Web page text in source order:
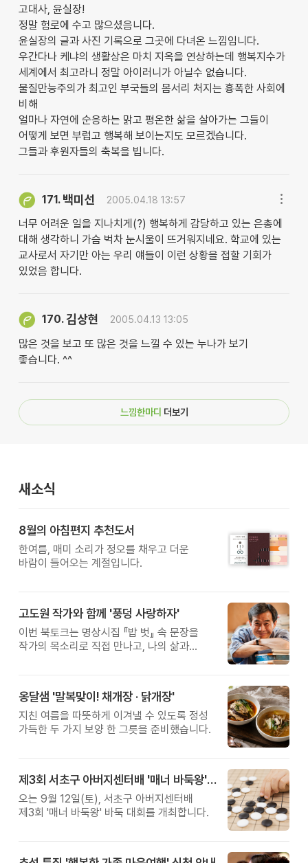
고대사, 윤실장!
정말 험로에 수고 많으셨음니다.
윤실장의 글과 사진 기록으로 그곳에 다녀온 느낌임니다.
우간다나 케냐의 생활상은 마치 지옥을 연상하는데 행복지수가
세계에서 최고라니 정말 아이러니가 아닐수 없습니다.
물질만능주의가 최고인 부국들의 몸서리 처지는 흉폭한 사회에
비해
얼마나 자연에 순응하는 맑고 평온한 삶을 살아가는 그들이
어떻게 보면 부럽고 행복해 보이는지도 모르겠습니다.
그들과 후원자들의 축복을 빕니다.
171. 백미선 2005.04.18 13:57
너무 어려운 일을 지나치게(?) 행복하게 감당하고 있는 은총에
대해 생각하니 가슴 벅차 눈시울이 뜨거워지네요. 학교에 있는
교사로서 자기만 아는 우리 얘들이 이런 상황을 접할 기회가
있었음 합니다.
170.김상현 2005.04.13 13:05
많은 것을 보고 또 많은 것을 느낄 수 있는 누나가 보기
좋습니다. ^^
느낌한마디 더보기
새소식
8월의 아침편지 추천도서
한여름, 매미 소리가 정오를 채우고 더운
바람이 들어오는 계절입니다.
고도원 작가와 함께 '풍덩 사랑하자'
이번 북토크는 명상시집 『밥 벗』 속 문장을
작가의 목소리로 직접 만나고, 나의 삶과
옹달샘 '말복맞이! 채개장 · 닭개장'
지친 여름을 따뜻하게 이겨낼 수 있도록 정성
가득한 두 가지 보양 한 그릇을 준비했습니다.
제3회 서초구 아버지센터배 '매너 바둑왕' 대회
오는 9월 12일(토), 서초구 아버지센터배
제3회 '매너 바둑왕' 바둑 대회를 개최합니다.